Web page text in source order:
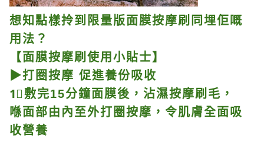
想知點樣拎到限量版面膜按摩刷同埋佢嘅
用法？
【面膜按摩刷使用小貼士】
▶打圈按摩 促進養份吸收
1⃣敷完15分鐘面膜後，沾濕按摩刷毛，
喺面部由內至外打圈按摩，令肌膚全面吸
收營養